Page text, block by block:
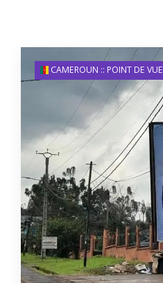
CAMEROUN :: POINT DE VUE